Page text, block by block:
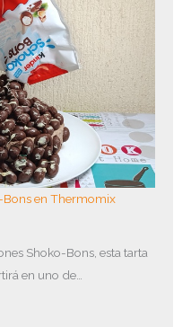
Bons en Thermomix
Shoko-Bons, esta tarta
en uno de…